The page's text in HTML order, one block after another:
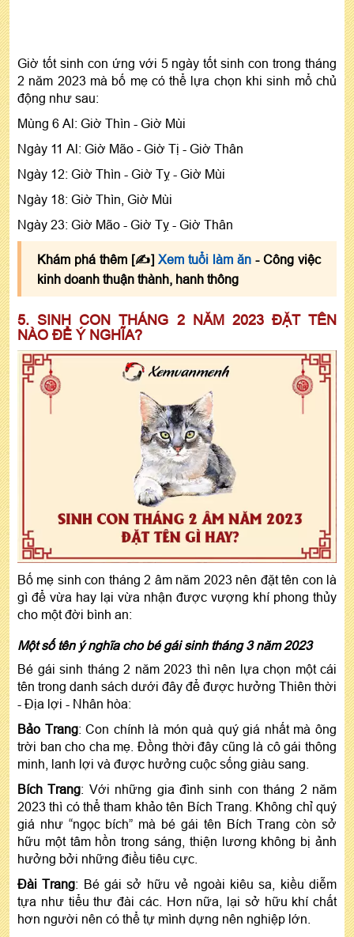
Giờ tốt sinh con ứng với 5 ngày tốt sinh con trong tháng
2 năm 2023 mà bố mẹ có thể lựa chọn khi sinh mổ chủ
động như sau:
Mùng 6 Al: Giờ Thìn - Giờ Mùi
Ngày 11 Al: Giờ Mão - Giờ Tị - Giờ Thân
Ngày 12: Giờ Thìn - Giờ Tỵ - Giờ Mùi
Ngày 18: Giờ Thìn, Giờ Mùi
Ngày 23: Giờ Mão - Giờ Tỵ - Giờ Thân
Khám phá thêm [✍] Xem tuổi làm ăn - Công việc
kinh doanh thuận thành, hanh thông
5. SINH CON THÁNG 2 NĂM 2023 ĐẶT TÊN
NÀO ĐỂ Ý NGHĨA?
Bố mẹ sinh con tháng 2 âm năm 2023 nên đặt tên con là
gì để vừa hay lại vừa nhận được vượng khí phong thủy
cho một đời bình an:
Một số tên ý nghĩa cho bé gái sinh tháng 3 năm 2023
Bé gái sinh tháng 2 năm 2023 thì nên lựa chọn một cái
tên trong danh sách dưới đây để được hưởng Thiên thời
- Địa lợi - Nhân hòa:
Bảo Trang: Con chính là món quà quý giá nhất mà ông
trời ban cho cha mẹ. Đồng thời đây cũng là cô gái thông
minh, lanh lợi và được hưởng cuộc sống giàu sang.
Bích Trang: Với những gia đình sinh con tháng 2 năm
2023 thì có thể tham khảo tên Bích Trang. Không chỉ quý
giá như “ngọc bích” mà bé gái tên Bích Trang còn sở
hữu một tâm hồn trong sáng, thiện lương không bị ảnh
hưởng bởi những điều tiêu cực.
Đài Trang: Bé gái sở hữu vẻ ngoài kiêu sa, kiều diễm
tựa như tiểu thư đài các. Hơn nữa, lại sở hữu khí chất
hơn người nên có thể tự mình dựng nên nghiệp lớn.